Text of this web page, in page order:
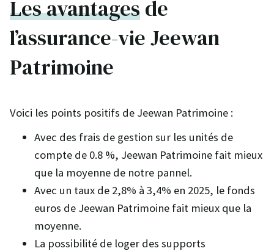
Les avantagesde
l’assurance-vie Jeewan
Patrimoine
Voici les points positifs de Jeewan Patrimoine :
Avec des frais de gestion sur les unités de
compte de 0.8 %, Jeewan Patrimoine fait mieux
que la moyenne de notre pannel.
Avec un taux de 2,8% à 3,4% en 2025, le fonds
euros de Jeewan Patrimoine fait mieux que la
moyenne.
La possibilité de loger des supports